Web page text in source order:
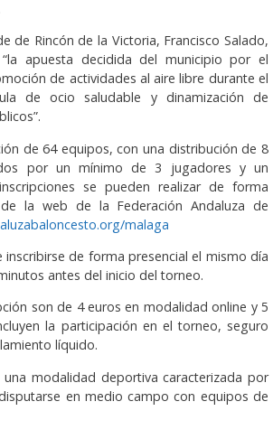
de Rincón de la Victoria, Francisco Salado,
apuesta decidida del municipio por el
de actividades al aire libre durante el
de ocio saludable y dinamización de
de 64 equipos, con una distribución de 8
por un mínimo de 3 jugadores y un
se pueden realizar de forma
la web de la Federación Andaluza de
malaga
de forma presencial el mismo día
antes del inicio del torneo.
son de 4 euros en modalidad online y 5
la participación en el torneo, seguro
líquido.
una modalidad deportiva caracterizada por
en medio campo con equipos de